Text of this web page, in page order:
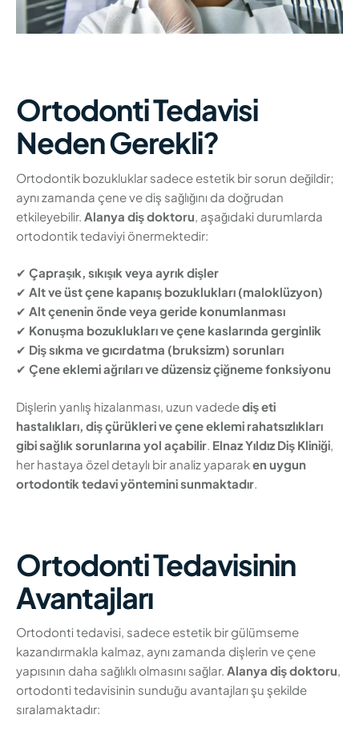
Ortodonti Tedavisi
Neden Gerekli?
Ortodontik bozukluklar sadece estetik bir sorun değildir;
aynı zamanda çene ve diş sağlığını da doğrudan
etkileyebilir. Alanya diş doktoru , aşağıdaki durumlarda
ortodontik tedaviyi önermektedir:
✔ Çapraşık, sıkışık veya ayrık dişler
✔ Alt ve üst çene kapanış bozuklukları (maloklüzyon)
✔ Alt çenenin önde veya geride konumlanması
✔ Konuşma bozuklukları ve çene kaslarında gerginlik
✔ Diş sıkma ve gıcırdatma (bruksizm) sorunları
✔ Çene eklemi ağrıları ve düzensiz çiğneme fonksiyonu
Dişlerin yanlış hizalanması, uzun vadedediş eti
hastalıkları, diş çürükleri ve çene eklemi rahatsızlıkları
gibi sağlık sorunlarına yol açabilir Elnaz Yıldız Diş Kliniği
her hastaya özel detaylı bir analiz yaparaken uygun
ortodontik tedavi yöntemini sunmaktadır
Ortodonti Tedavisinin
Avantajları
Ortodonti tedavisi, sadece estetik bir gülümseme
kazandırmakla kalmaz, aynı zamanda dişlerin ve çene
yapısının daha sağlıklı olmasını sağlar. Alanya diş doktoru,
ortodonti tedavisinin sunduğu avantajları şu şekilde
sıralamaktadır: